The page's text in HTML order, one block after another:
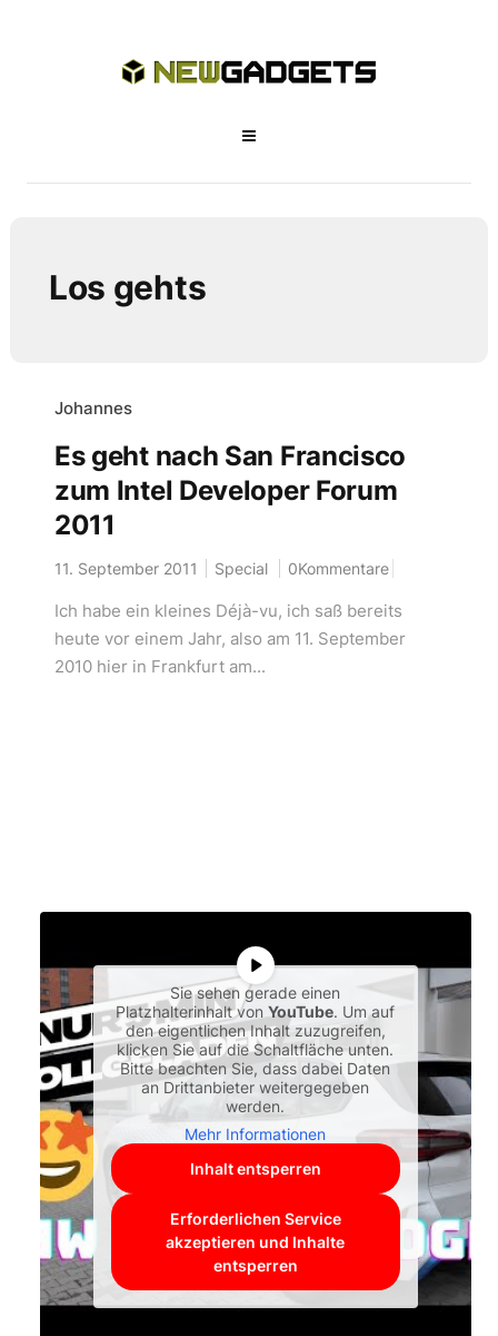
Los gehts
Johannes
Es geht nach San Francisco
zum Intel Developer Forum
2011
11. September 2011 Special 0Kommentare
Ich habe ein kleines Déjà-vu, ich saß bereits
heute vor einem Jahr, also am 11. September
2010 hier in Frankfurt am...
Sie sehen gerade einen
Platzhalterinhalt vonYouTube. Um auf
den eigentlichen Inhalt zuzugreifen,
klicken Sie auf die Schaltfläche unten.
Bitte beachten Sie, dass dabei Daten
an Drittanbieter weitergegeben
werden.
Mehr Informationen
Inhalt entsperren
Erforderlichen Service
akzeptieren und Inhalte
entsperren